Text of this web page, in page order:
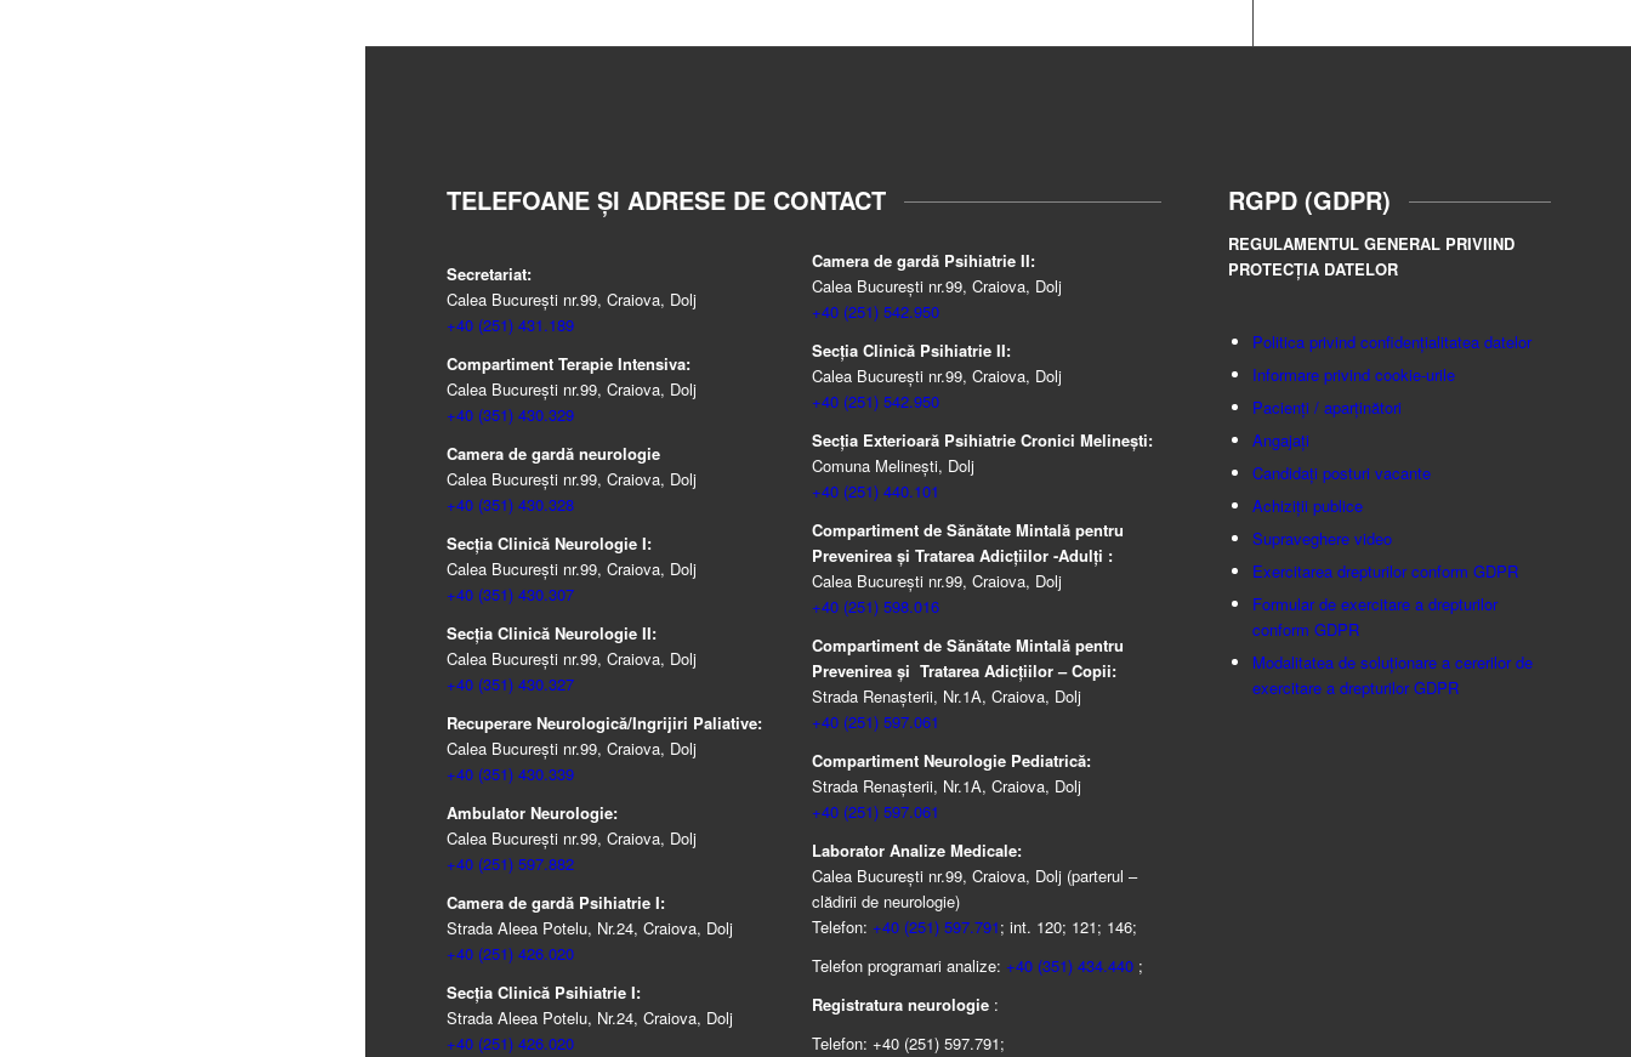
TELEFOANE ȘI ADRESE DE CONTACT
Secretariat:
Calea București nr.99, Craiova, Dolj
+40 (251) 431.189
Compartiment Terapie Intensiva:
Calea București nr.99, Craiova, Dolj
+40 (351) 430.329
Camera de gardă neurologie
Calea București nr.99, Craiova, Dolj
+40 (351) 430.328
Secția Clinică Neurologie I:
Calea București nr.99, Craiova, Dolj
+40 (351) 430.307
Secția Clinică Neurologie II:
Calea București nr.99, Craiova, Dolj
+40 (351) 430.327
Recuperare Neurologică/Ingrijiri Paliative:
Calea București nr.99, Craiova, Dolj
+40 (351) 430.339
Ambulator Neurologie:
Calea București nr.99, Craiova, Dolj
+40 (251) 597.882
Camera de gardă Psihiatrie I:
Strada Aleea Potelu, Nr.24, Craiova, Dolj
+40 (251) 426.020
Secția Clinică Psihiatrie I:
Strada Aleea Potelu, Nr.24, Craiova, Dolj
+40 (251) 426.020
Camera de gardă Psihiatrie II:
Calea București nr.99, Craiova, Dolj
+40 (251) 542.950
Secția Clinică Psihiatrie II:
Calea București nr.99, Craiova, Dolj
+40 (251) 542.950
Secția Exterioară Psihiatrie Cronici Melinești:
Comuna Melinești, Dolj
+40 (251) 440.101
Compartiment de Sănătate Mintală pentru
Prevenirea şi Tratarea Adicţiilor -Adulţi :
Calea București nr.99, Craiova, Dolj
+40 (251) 598.016
Compartiment de Sănătate Mintală pentru
Prevenirea şi Tratarea Adicţiilor – Copii:
Strada Renașterii, Nr.1A, Craiova, Dolj
+40 (251) 597.061
Compartiment Neurologie Pediatrică:
Strada Renaşterii, Nr.1A, Craiova, Dolj
+40 (251) 597.061
Laborator Analize Medicale:
Calea București nr.99, Craiova, Dolj (parterul –
clădirii de neurologie)
Telefon: +40 (251) 597.791; int. 120; 121; 146;
Telefon programari analize: +40 (351) 434.440;
Registratura neurologie:
Telefon: +40 (251) 597.791;
RGPD (GDPR)
REGULAMENTUL GENERAL PRIVIIND
PROTECȚIA DATELOR
Politica privind confidențialitatea datelor
Informare privind cookie-urile
Pacienți / aparținători
Angajați
Candidați posturi vacante
Achiziții publice
Supraveghere video
Exercitarea drepturilor conform GDPR
Formular de exercitare a drepturilor
conform GDPR
Modalitatea de soluționare a cererilor de
exercitare a drepturilor GDPR